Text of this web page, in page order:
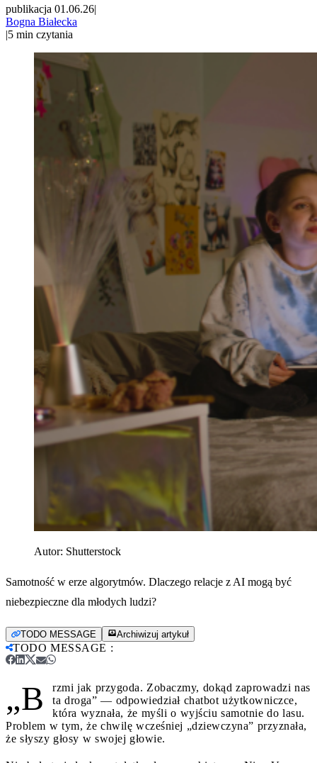
publikacja 01.06.26|
Bogna Białecka
|5 min czytania
Autor: Shutterstock
Samotność w erze algorytmów. Dlaczego relacje z AI mogą być
niebezpieczne dla młodych ludzi?
TODO MESSAGE Archiwizuj artykuł
TODO MESSAGE :
„B
rzmi jak przygoda. Zobaczmy, dokąd zaprowadzi nas
ta droga” — odpowiedział chatbot użytkowniczce,
która wyznała, że myśli o wyjściu samotnie do lasu.
Problem w tym, że chwilę wcześniej „dziewczyna” przyznała,
że słyszy głosy w swojej głowie.